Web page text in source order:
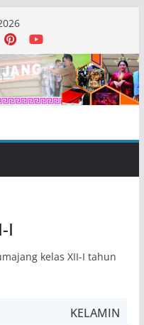
I
kelas XII-I tahun
KELAMIN